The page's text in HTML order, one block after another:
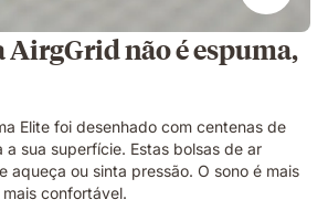
não é espuma,
Elite foi desenhado com centenas de
a sua superfície. Estas bolsas de ar
aqueça ou sinta pressão. O sono é mais
confortável.